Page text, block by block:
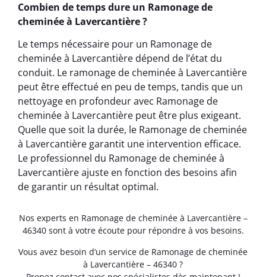
Combien de temps dure un Ramonage de
cheminée à Lavercantière ?
Le temps nécessaire pour un Ramonage de
cheminée à Lavercantière dépend de l’état du
conduit. Le ramonage de cheminée à Lavercantière
peut être effectué en peu de temps, tandis que un
nettoyage en profondeur avec Ramonage de
cheminée à Lavercantière peut être plus exigeant.
Quelle que soit la durée, le Ramonage de cheminée
à Lavercantière garantit une intervention efficace.
Le professionnel du Ramonage de cheminée à
Lavercantière ajuste en fonction des besoins afin
de garantir un résultat optimal.
Nos experts en Ramonage de cheminée à Lavercantière –
46340 sont à votre écoute pour répondre à vos besoins.
Vous avez besoin d’un service de Ramonage de cheminée
à Lavercantière – 46340 ?